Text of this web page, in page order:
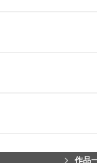
作品